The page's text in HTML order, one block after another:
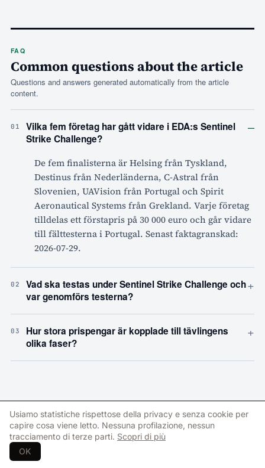
FAQ
Common questions about the article
Questions and answers generated automatically from the article
content.
01
Vilka fem företag har gått vidare i EDA:s Sentinel
Strike Challenge?
–
De fem finalisterna är Helsing från Tyskland,
Destinus från Nederländerna, C-Astral från
Slovenien, UAVision från Portugal och Spirit
Aeronautical Systems från Grekland. Varje företag
tilldelas ett förstapris på 30 000 euro och går vidare
till fälttesterna i Portugal. Senast faktagranskad:
2026-07-29.
02
Vad ska testas under Sentinel Strike Challenge och
var genomförs testerna?
+
03
Hur stora prispengar är kopplade till tävlingens
olika faser?
+
→Related coverage
Usiamo statistiche rispettose della privacy e senza cookie per
capire cosa viene letto. Nessuna profilazione, nessun
tracciamento di terze parti. Scopri di più
OK